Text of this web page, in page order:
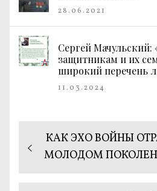
28.06.2021
Сергей
защитникам и их
широкий перечень
11.03.2024
Навигация
по
Предыдущая
запись:
КАК ЭХО ВОЙНЫ
МОЛОДОМ